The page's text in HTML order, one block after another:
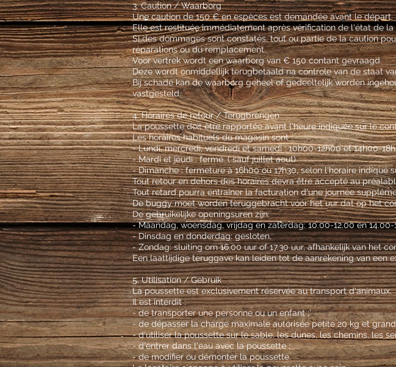
3. Caution / Waarborg
Une caution de 150 € en espèces est demandée avant le départ.
Elle est restituée immédiatement après vérification de l'état de la
Si des dommages sont constatés, tout ou partie de la caution
réparations ou du remplacement.
Voor vertrek wordt een waarborg van € 150 contant gevraagd.
Deze wordt onmiddellijk terugbetaald na controle van de staat
Bij schade kan de waarborg geheel of gedeeltelijk worden
vastgesteld.
4. Horaires de retour / Terugbrengen
La poussette doit être rapportée avant l'heure indiquée sur le
Les horaires habituels du magasin sont :
- Lundi, mercredi, vendredi et samedi : 10h00-12h00 et 14h00-
- Mardi et jeudi : fermé. ( sauf juillet aout)
- Dimanche : fermeture à 16h00 ou 17h30, selon l'horaire indiqué
Tout retour en dehors des horaires devra être accepté au
Tout retard pourra entraîner la facturation d'une journée
De buggy moet worden teruggebracht vóór het uur dat op het
De gebruikelijke openingsuren zijn:
- Maandag, woensdag, vrijdag en zaterdag: 10.00-12.00 en 14.00-
- Dinsdag en donderdag: gesloten.
- Zondag: sluiting om 16.00 uur of 17.30 uur, afhankelijk van het
Een laattijdige teruggave kan leiden tot de aanrekening van een
5. Utilisation / Gebruik
La poussette est exclusivement réservée au transport d'animaux.
Il est interdit :
- de transporter une personne ou un enfant ;’
- de dépasser la charge maximale autorisée petite 20 kg et
- d'utiliser la poussette sur le sable, les dunes, les chemins, les
- d'entrer dans l'eau avec la poussette ;
- de modifier ou démonter la poussette.